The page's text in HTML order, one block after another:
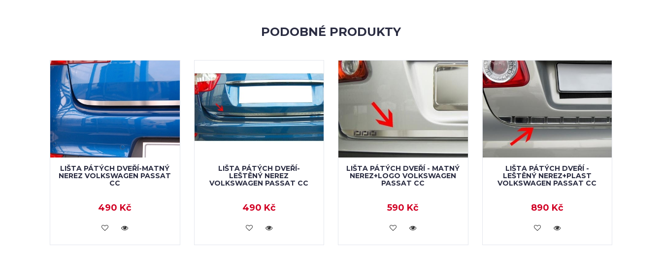
PODOBNÉ PRODUKTY
LIŠTA PÁTÝCH DVEŘÍ-MATNÝ
NEREZ VOLKSWAGEN PASSAT
CC
490 Kč
KOUPIT
LIŠTA PÁTÝCH DVEŘÍ-
LEŠTĚNÝ NEREZ
VOLKSWAGEN PASSAT CC
490 Kč
KOUPIT
LIŠTA PÁTÝCH DVEŘÍ - MATNÝ
NEREZ+LOGO VOLKSWAGEN
PASSAT CC
590 Kč
KOUPIT
LIŠTA PÁTÝCH DVEŘÍ -
LEŠTĚNÝ NEREZ+PLAST
VOLKSWAGEN PASSAT CC
890 Kč
KOUPIT